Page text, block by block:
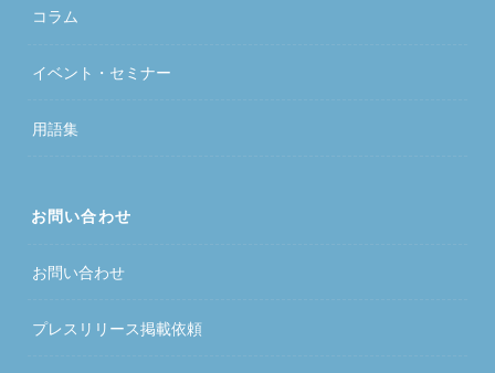
コラム
イベント・セミナー
用語集
お問い合わせ
お問い合わせ
プレスリリース掲載依頼